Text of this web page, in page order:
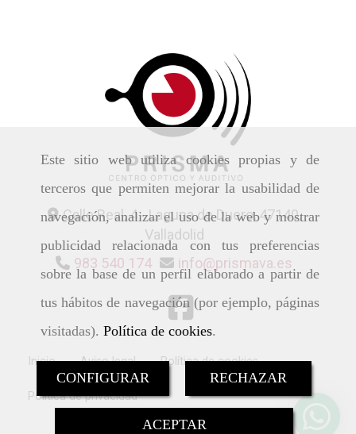
Este sitio web utiliza cookies propias y de
terceros que permiten mejorar la usabilidad de
navegación, analizar el uso de la web y mostrar
publicidad relacionada con tus preferencias
sobre la base de un perfil elaborado a partir de
tus hábitos de navegación (por ejemplo, páginas
visitadas). Política de cookies.
CONFIGURAR RECHAZAR
ACEPTAR
Calle Real, 4 -Laguna de Duero,47140,
Valladolid
983 540 174
info prismava.es
Inicio Aviso legal Política de cookies
Política de privacidad